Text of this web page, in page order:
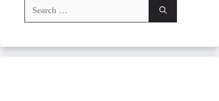
Search
for: